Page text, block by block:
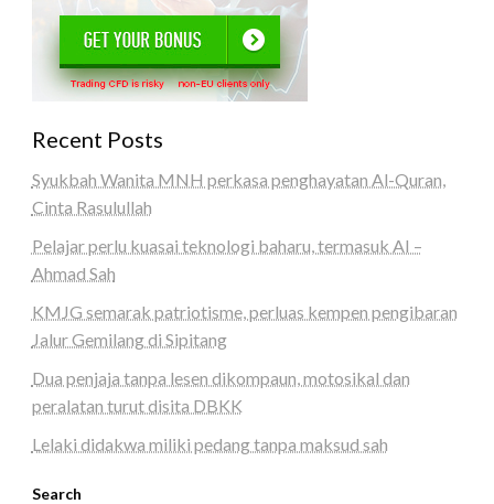
Recent Posts
Syukbah Wanita MNH perkasa penghayatan Al-Quran,
Cinta Rasulullah
Pelajar perlu kuasai teknologi baharu, termasuk AI –
Ahmad Sah
KMJG semarak patriotisme, perluas kempen pengibaran
Jalur Gemilang di Sipitang
Dua penjaja tanpa lesen dikompaun, motosikal dan
peralatan turut disita DBKK
Lelaki didakwa miliki pedang tanpa maksud sah
Search